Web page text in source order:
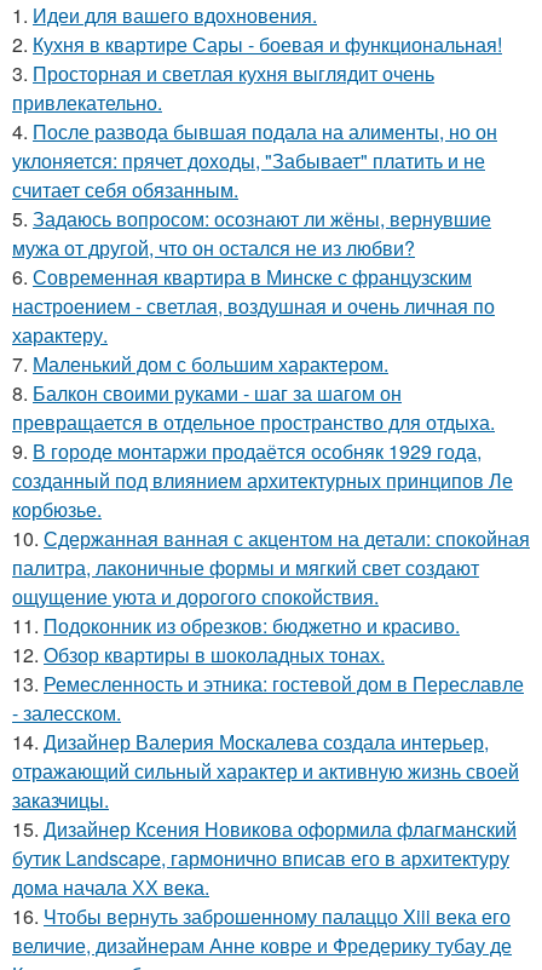
1. Идеи для вашего вдохновения.
2. Кухня в квартире Сары - боевая и функциональная!
3. Просторная и светлая кухня выглядит очень
привлекательно.
4. После развода бывшая подала на алименты, но он
уклоняется: прячет доходы, "Забывает" платить и не
считает себя обязанным.
5. Задаюсь вопросом: осознают ли жёны, вернувшие
мужа от другой, что он остался не из любви?
6. Современная квартира в Минске с французским
настроением - светлая, воздушная и очень личная по
характеру.
7. Маленький дом с большим характером.
8. Балкон своими руками - шаг за шагом он
превращается в отдельное пространство для отдыха.
9. В городе монтаржи продаётся особняк 1929 года,
созданный под влиянием архитектурных принципов Ле
корбюзье.
10. Сдержанная ванная с акцентом на детали: спокойная
палитра, лаконичные формы и мягкий свет создают
ощущение уюта и дорогого спокойствия.
11. Подоконник из обрезков: бюджетно и красиво.
12. Обзор квартиры в шоколадных тонах.
13. Ремесленность и этника: гостевой дом в Переславле
- залесском.
14. Дизайнер Валерия Москалева создала интерьер,
отражающий сильный характер и активную жизнь своей
заказчицы.
15. Дизайнер Ксения Новикова оформила флагманский
бутик Landscape, гармонично вписав его в архитектуру
дома начала ХХ века.
16. Чтобы вернуть заброшенному палаццо Xiii века его
величие, дизайнерам Анне ковре и Фредерику тубау де